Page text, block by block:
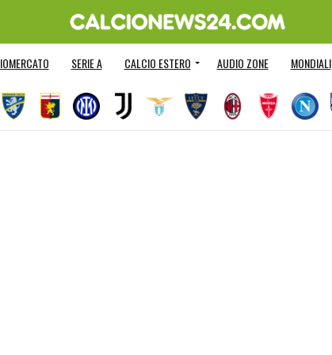
SERIE A CALCIO ESTERO AUDIO ZONE MONDIALI